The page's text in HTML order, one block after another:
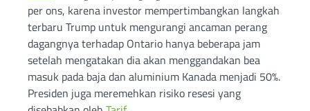
per ons, karena investor mempertimbangkan langkah
terbaru Trump untuk mengurangi ancaman perang
dagangnya terhadap Ontario hanya beberapa jam
setelah mengatakan dia akan menggandakan bea
masuk pada baja dan aluminium Kanada menjadi 50%.
Presiden juga meremehkan risiko resesi yang